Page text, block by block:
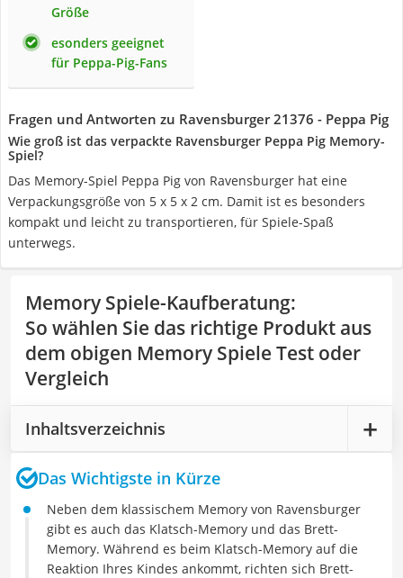
Größe
esonders geeignet
für Peppa-Pig-Fans
Fragen und Antworten zu Ravensburger 21376 - Peppa Pig
Wie groß ist das verpackte Ravensburger Peppa Pig Memory-
Spiel?
Das Memory-Spiel Peppa Pig von Ravensburger hat eine
Verpackungsgröße von 5 x 5 x 2 cm. Damit ist es besonders
kompakt und leicht zu transportieren, für Spiele-Spaß
unterwegs.
Memory Spiele-Kaufberatung:
So wählen Sie das richtige Produkt aus
dem obigen Memory Spiele Test oder
Vergleich
Inhaltsverzeichnis
Das Wichtigste in Kürze
Neben dem klassischem Memory von Ravensburger
gibt es auch das Klatsch-Memory und das Brett-
Memory. Während es beim Klatsch-Memory auf die
Reaktion Ihres Kindes ankommt, richten sich Brett-